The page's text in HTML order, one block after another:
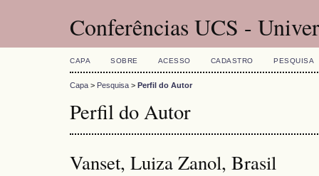
Conferências UCS -
CAPA SOBRE ACESSO CADASTRO PESQUISA
Capa > Pesquisa > Perfil do Autor
Perfil do Autor
Vanset, Luiza Zanol, Brasil